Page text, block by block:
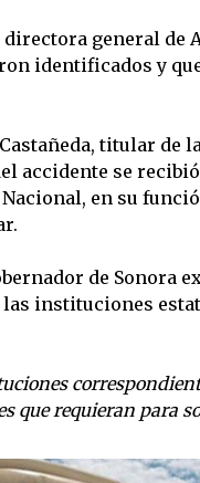
general de
identificados y
titular de
accidente se
en su
de Sonora
instituciones
que requieran para